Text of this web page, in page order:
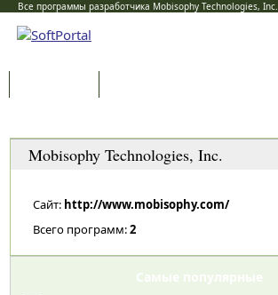
Все программы разработчика Mobisophy Technologies, Inc.
Mobisophy Technologies, Inc.
Сайт: http://www.mobisophy.com/
Всего программ:2
Самые популярные